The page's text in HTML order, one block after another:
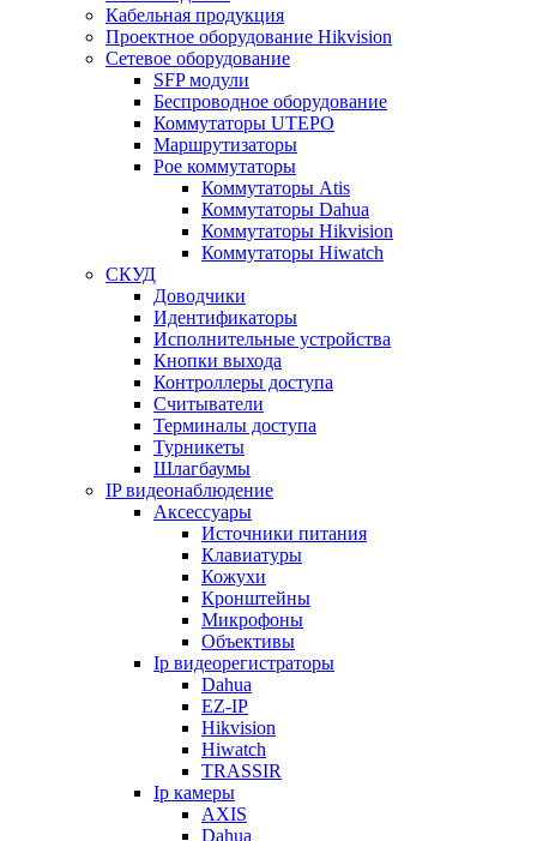
Кабельная продукция
Проектное оборудование Hikvision
Сетевое оборудование
SFP модули
Беспроводное оборудование
Коммутаторы UTEPO
Маршрутизаторы
Poe коммутаторы
Коммутаторы Atis
Коммутаторы Dahua
Коммутаторы Hikvision
Коммутаторы Hiwatch
СКУД
Доводчики
Идентификаторы
Исполнительные устройства
Кнопки выхода
Контроллеры доступа
Считыватели
Терминалы доступа
Турникеты
Шлагбаумы
IP видеонаблюдение
Аксессуары
Источники питания
Клавиатуры
Кожухи
Кронштейны
Микрофоны
Объективы
Ip видеорегистраторы
Dahua
EZ-IP
Hikvision
Hiwatch
TRASSIR
Ip камеры
AXIS
Dahua